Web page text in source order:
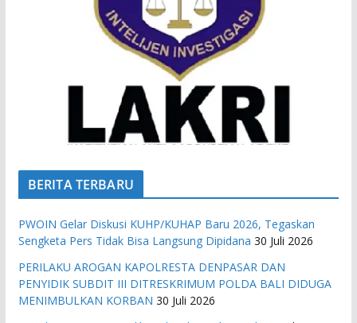
BERITA TERBARU
PWOIN Gelar Diskusi KUHP/KUHAP Baru 2026, Tegaskan
Sengketa Pers Tidak Bisa Langsung Dipidana 30 Juli 2026
PERILAKU AROGAN KAPOLRESTA DENPASAR DAN
PENYIDIK SUBDIT III DITRESKRIMUM POLDA BALI DIDUGA
MENIMBULKAN KORBAN 30 Juli 2026